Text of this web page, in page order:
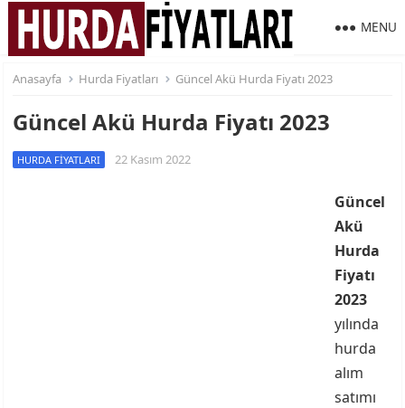
MENU
Anasayfa Hurda Fiyatları Güncel Akü Hurda Fiyatı 2023
Güncel Akü Hurda Fiyatı 2023
HURDA FIYATLARI 22 Kasım 2022
Güncel
Akü
Hurda
Fiyatı
2023
yılında
hurda
alım
satımı